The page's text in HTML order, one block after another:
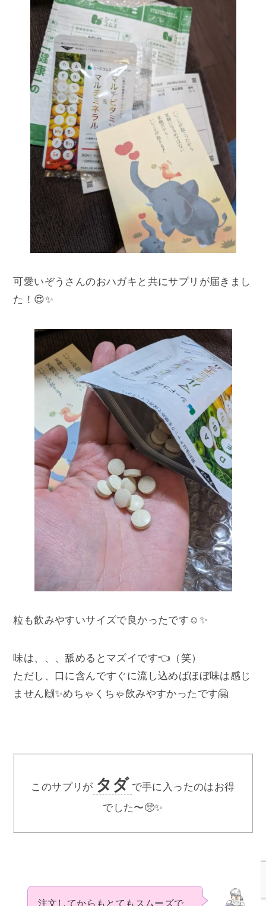
可愛いぞうさんのおハガキと共にサプリが届きまし
た！😍✨
粒も飲みやすいサイズで良かったです☺️✨
味は、、、舐めるとマズイです👈（笑）
ただし、口に含んですぐに流し込めばほぼ味は感じ
ません🙌✨めちゃくちゃ飲みやすかったです🤗
このサプリが タダ で手に入ったのはお得
でした〜🥺✨
注文してからもとてもスムーズで